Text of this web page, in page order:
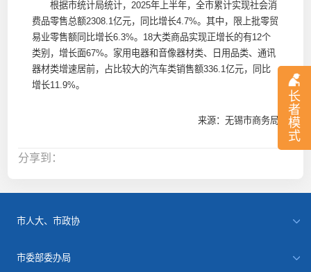
长
者
模
式
根据市统计局统计，2025年上半年，全市累计实现社会消
费品零售总额2308.1亿元，同比增长4.7%。其中，限上批零贸
易业零售额同比增长6.3%。18大类商品实现正增长的有12个
类别，增长面67%。家用电器和音像器材类、日用品类、通讯
器材类增速居前，占比较大的汽车类销售额336.1亿元，同比
增长11.9%。
来源：无锡市商务局
分享到：
市人大、市政协
市委部委办局